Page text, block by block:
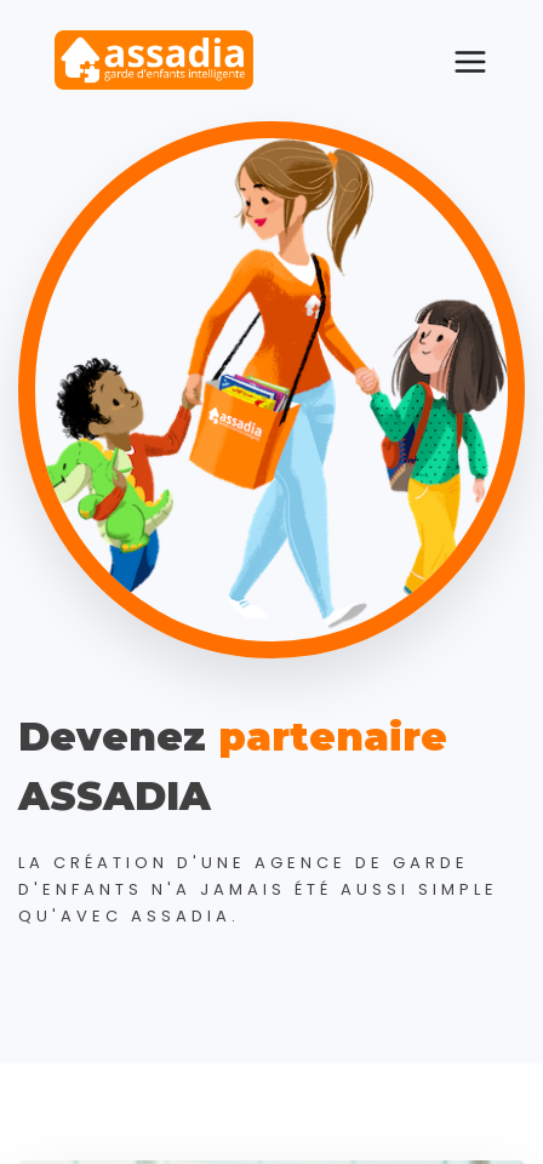
Devenez partenaire
ASSADIA
LA CRÉATION D'UNE AGENCE DE GARDE
D'ENFANTS N'A JAMAIS ÉTÉ AUSSI SIMPLE
QU'AVEC ASSADIA.